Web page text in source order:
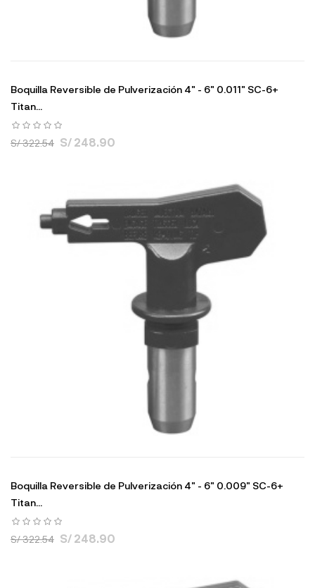
Boquilla Reversible de Pulverización 4" - 6" 0.011" SC-6+
Titan...
S/ 322.54 S/ 248.90
Boquilla Reversible de Pulverización 4" - 6" 0.009" SC-6+
Titan...
S/ 322.54 S/ 248.90